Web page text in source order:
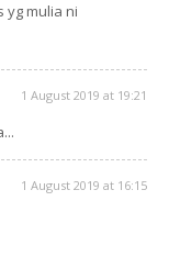
yg mulia ni
1 August 2019 at 19:21
1 August 2019 at 16:15